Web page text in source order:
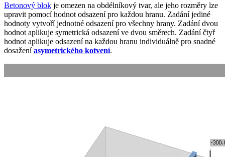
Betonový blok je omezen na obdélníkový tvar, ale jeho rozměry lze
upravit pomocí hodnot odsazení pro každou hranu. Zadání jediné
hodnoty vytvoří jednotné odsazení pro všechny hrany. Zadání dvou
hodnot aplikuje symetrická odsazení ve dvou směrech. Zadání čtyř
hodnot aplikuje odsazení na každou hranu individuálně pro snadné
dosaženíasymetrického kotvení.